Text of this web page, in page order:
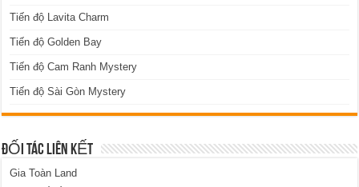
Tiến độ Lavita Charm
Tiến độ Golden Bay
Tiến độ Cam Ranh Mystery
Tiến độ Sài Gòn Mystery
ĐỐI TÁC LIÊN KẾT
Gia Toàn Land